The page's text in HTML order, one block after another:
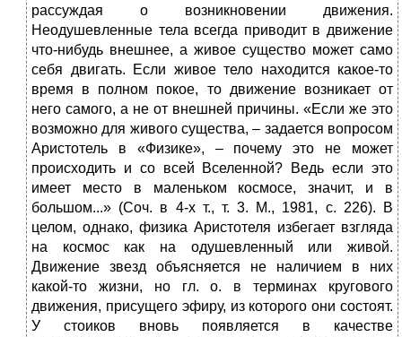
рассуждая о возникновении движения.
Неодушевленные тела всегда приводит в движение
что-нибудь внешнее, а живое существо может само
себя двигать. Если живое тело находится какое-то
время в полном покое, то движение возникает от
него самого, а не от внешней причины. «Если же это
возможно для живого существа, – задается вопросом
Аристотель в «Физике», – почему это не может
происходить и со всей Вселенной? Ведь если это
имеет место в маленьком космосе, значит, и в
большом...» (Соч. в 4-х т., т. 3. М., 1981, с. 226). В
целом, однако, физика Аристотеля избегает взгляда
на космос как на одушевленный или живой.
Движение звезд объясняется не наличием в них
какой-то жизни, но гл. о. в терминах кругового
движения, присущего эфиру, из которого они состоят.
У стоиков вновь появляется в качестве